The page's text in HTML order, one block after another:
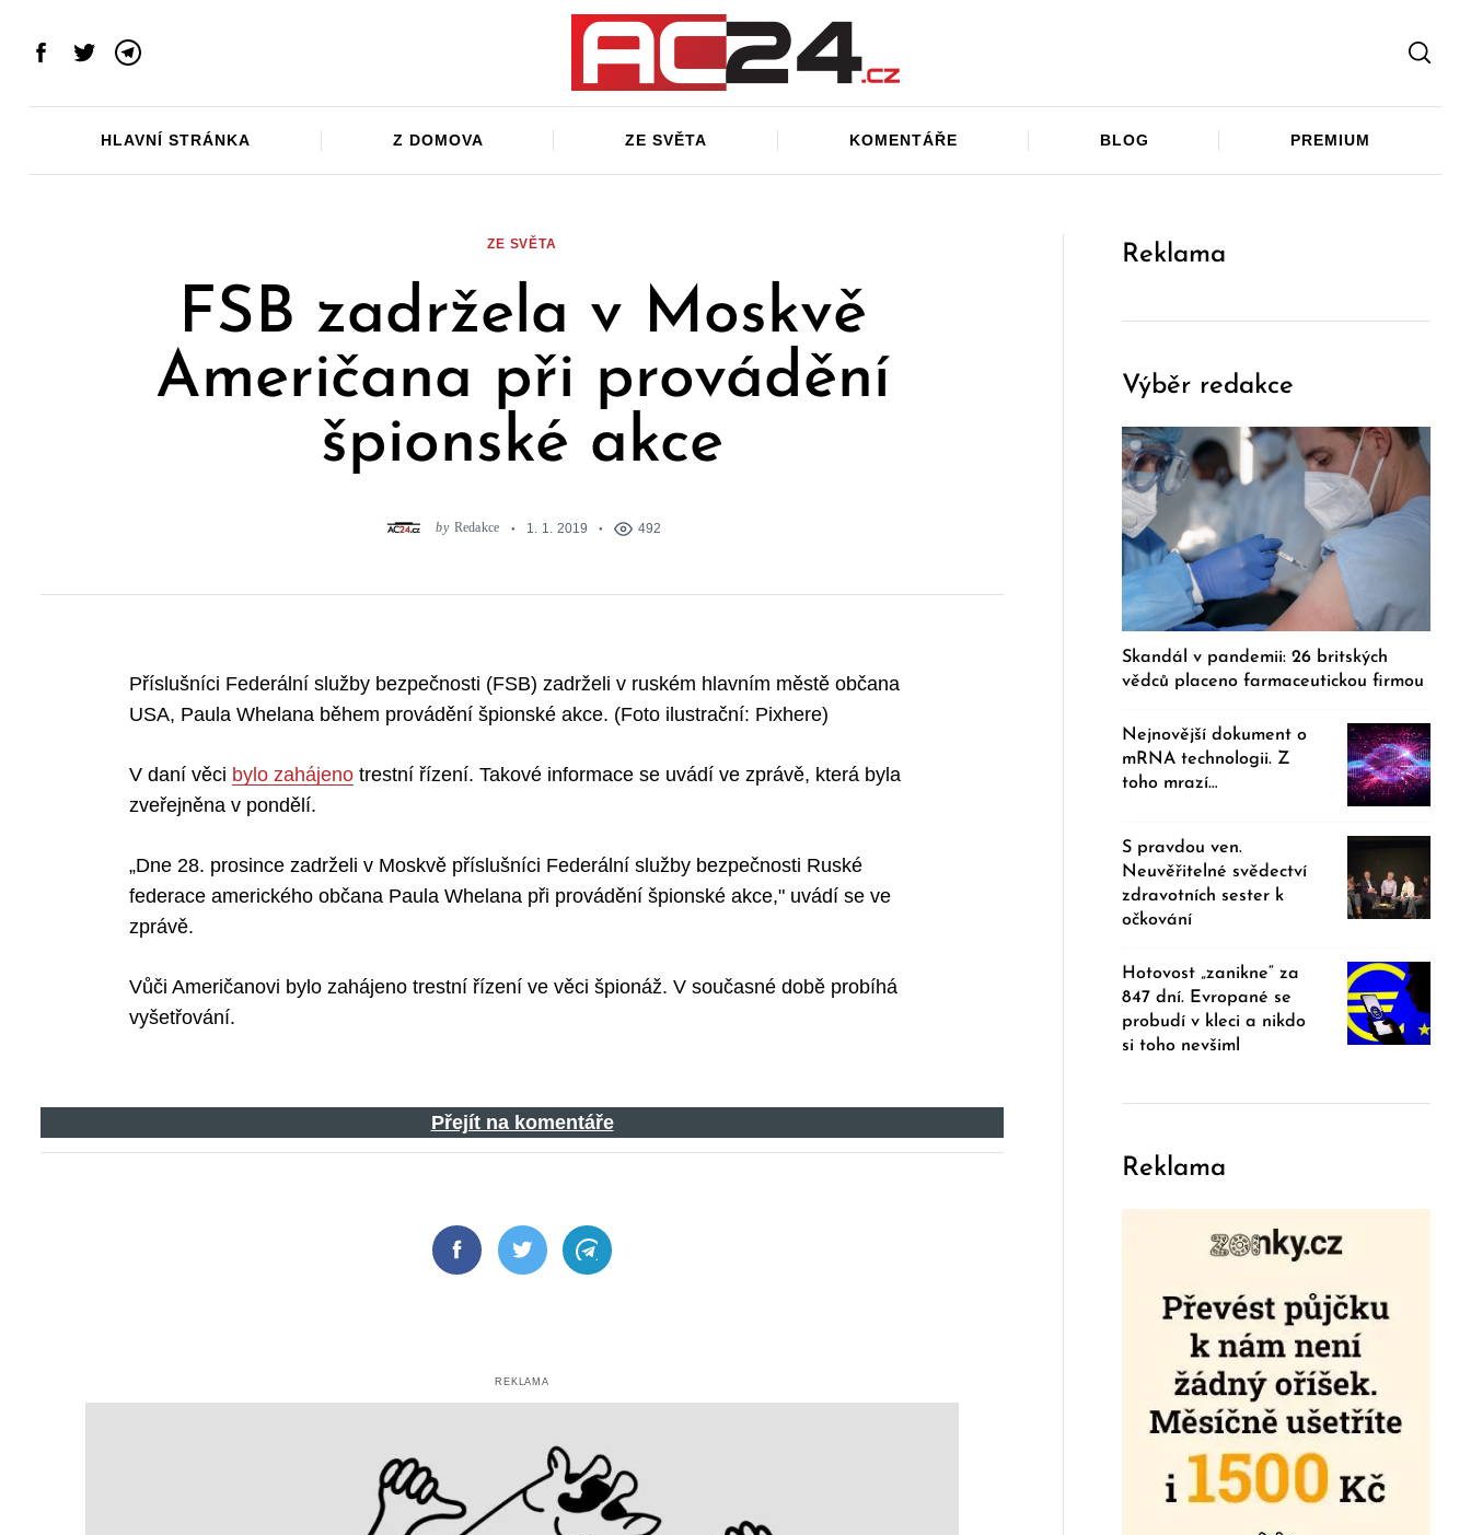
Facebook
TwitterTelegram
HLAVNÍ STRÁNKA Z DOMOVA ZE SVĚTA KOMENTÁŘE BLOG PREMIUM
ZE SVĚTA
FSB zadržela v Moskvě
Američana při provádění
špionské akce
by Redakce 1. 1. 2019 492
Příslušníci Federální služby bezpečnosti (FSB) zadrželi v ruském hlavním městě občana
USA, Paula Whelana během provádění špionské akce. (Foto ilustrační: Pixhere)
V daní věci bylo zahájenotrestní řízení. Takové informace se uvádí ve zprávě, která byla
zveřejněna v pondělí.
„Dne 28. prosince zadrželi v Moskvě příslušníci Federální služby bezpečnosti Ruské
federace amerického občana Paula Whelana při provádění špionské akce," uvádí se ve
zprávě.
Vůči Američanovi bylo zahájeno trestní řízení ve věci špionáž. V současné době probíhá
vyšetřování.
Přejít na komentáře
FacebookTwitter Telegram
REKLAMA
Reklama
Výběr redakce
Skandál v pandemii: 26 britských
vědců placeno farmaceutickou firmou
Nejnovější dokument o
mRNA technologii. Z
toho mrazí…
S pravdou ven.
Neuvěřitelné svědectví
zdravotních sester k
očkování
Hotovost „zanikne“ za
847 dní. Evropané se
probudí v kleci a nikdo
si toho nevšiml
Reklama